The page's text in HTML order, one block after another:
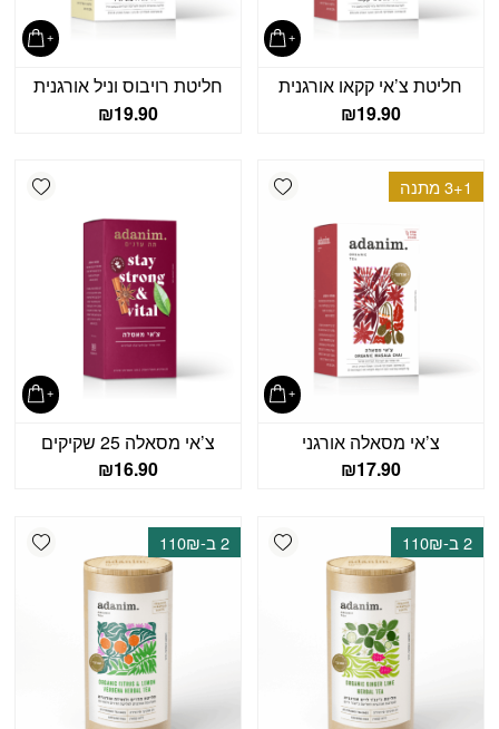
חליטת צ’אי קקאו אורגנית
₪19.90
חליטת רויבוס וניל אורגנית
₪19.90
Add wishlist 3+1 מתנה
צ’אי מסאלה אורגני
₪17.90
צ’אי מסאלה 25 שקיקים
₪16.90
Add wishlist 2 ב-110₪ 2 ב-110₪